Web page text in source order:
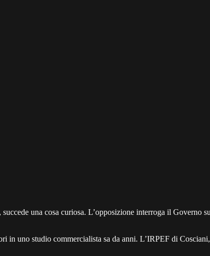
una cosa curiosa. L’opposizione interroga il Governo
in uno studio commercialista sa da anni. L’IRPEF di